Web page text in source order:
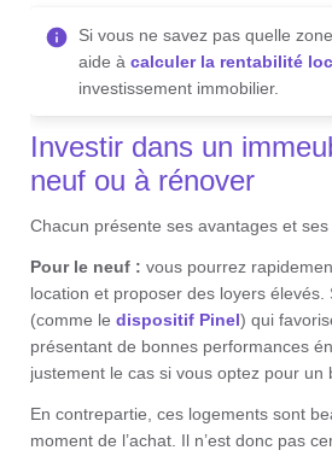
Si vous ne savez pas quelle
aide à calculer la rentabilité
investissement immobilier.
Investir dans un
neuf ou à rénover
Chacun présente ses avantages et ses
Pour le neuf : vous pourrez
location et proposer des loyers élevés.
(comme le dispositif Pinel) qui
présentant de bonnes performances
justement le cas si vous optez pour un
En contrepartie, ces logements sont
moment de l’achat. Il n’est donc pas